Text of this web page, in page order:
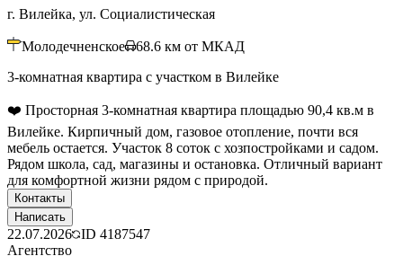
г. Вилейка, ул. Социалистическая
Молодечненское 68.6 км от МКАД
3-комнатная квартира с участком в Вилейке
❤️ Просторная 3-комнатная квартира площадью 90,4 кв.м в
Вилейке. Кирпичный дом, газовое отопление, почти вся
мебель остается. Участок 8 соток с хозпостройками и садом.
Рядом школа, сад, магазины и остановка. Отличный вариант
для комфортной жизни рядом с природой.
Контакты
Написать
22.07.2026 ID 4187547
Агентство